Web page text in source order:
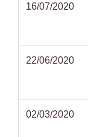
16/07/2020
22/06/2020
02/03/2020